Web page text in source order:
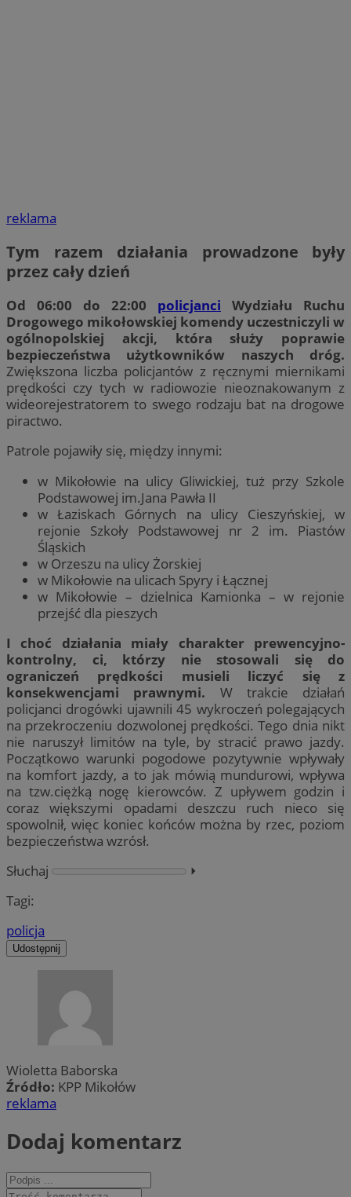
reklama
Tym razem działania prowadzone były
przez cały dzień
Od 06:00 do 22:00 policjanci Wydziału Ruchu
Drogowego mikołowskiej komendy uczestniczyli w
ogólnopolskiej akcji, która służy poprawie
bezpieczeństwa użytkowników naszych dróg.
Zwiększona liczba policjantów z ręcznymi miernikami
prędkości czy tych w radiowozie nieoznakowanym z
wideorejestratorem to swego rodzaju bat na drogowe
piractwo.
Patrole pojawiły się, między innymi:
w Mikołowie na ulicy Gliwickiej, tuż przy Szkole
Podstawowej im.Jana Pawła II
w Łaziskach Górnych na ulicy Cieszyńskiej, w
rejonie Szkoły Podstawowej nr 2 im. Piastów
Śląskich
w Orzeszu na ulicy Żorskiej
w Mikołowie na ulicach Spyry i Łącznej
w Mikołowie – dzielnica Kamionka – w rejonie
przejść dla pieszych
I choć działania miały charakter prewencyjno-
kontrolny, ci, którzy nie stosowali się do
ograniczeń prędkości musieli liczyć się z
konsekwencjami prawnymi. W trakcie działań
policjanci drogówki ujawnili 45 wykroczeń polegających
na przekroczeniu dozwolonej prędkości. Tego dnia nikt
nie naruszył limitów na tyle, by stracić prawo jazdy.
Początkowo warunki pogodowe pozytywnie wpływały
na komfort jazdy, a to jak mówią mundurowi, wpływa
na tzw.ciężką nogę kierowców. Z upływem godzin i
coraz większymi opadami deszczu ruch nieco się
spowolnił, więc koniec końców można by rzec, poziom
bezpieczeństwa wzrósł.
Słuchaj
⏵︎
Tagi:
policja
Udostępnij
Wioletta Baborska
Źródło: KPP Mikołów
reklama
Dodaj komentarz